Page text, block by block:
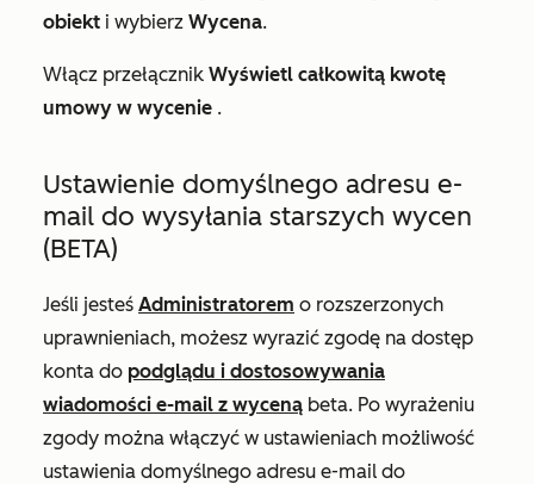
obiekt i wybierz Wycena.
Włącz przełącznik Wyświetl całkowitą kwotę
umowy w wycenie .
Ustawienie domyślnego adresu e-
mail do wysyłania starszych wycen
(BETA)
Jeśli jesteś Administratorem o rozszerzonych
uprawnieniach, możesz wyrazić zgodę na dostęp
konta do podglądu i dostosowywania
wiadomości e-mail z wyceną beta. Po wyrażeniu
zgody można włączyć w ustawieniach możliwość
ustawienia domyślnego adresu e-mail do